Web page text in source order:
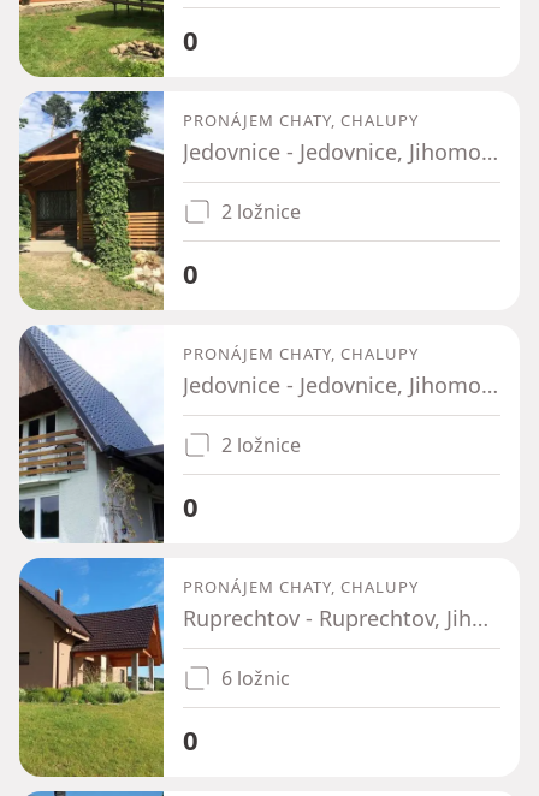
0
PRONÁJEM CHATY, CHALUPY
Jedovnice - Jedovnice, Jihomoravský kraj
2 ložnice
0
PRONÁJEM CHATY, CHALUPY
Jedovnice - Jedovnice, Jihomoravský kraj
2 ložnice
0
PRONÁJEM CHATY, CHALUPY
Ruprechtov - Ruprechtov, Jihomoravský kraj
6 ložnic
0